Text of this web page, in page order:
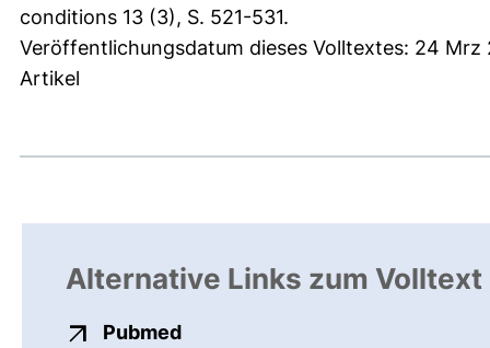
conditions 13 (3), S. 521-531.
Veröffentlichungsdatum dieses Volltextes: 24 Mrz
Artikel
Alternative Links zum Volltext
Pubmedexterner Link, öffnet neues